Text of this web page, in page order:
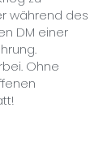
während des
DM einer
Ohne